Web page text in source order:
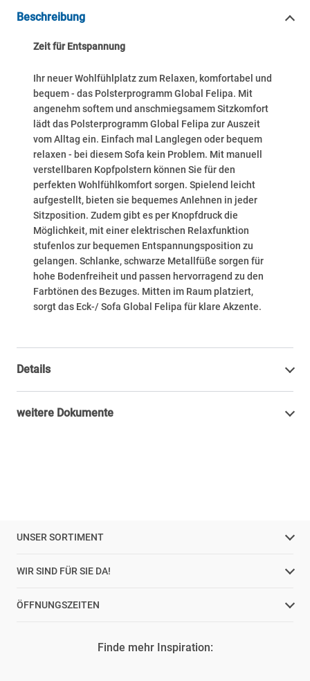
Beschreibung
Zeit für Entspannung
Ihr neuer Wohlfühlplatz zum Relaxen, komfortabel und
bequem - das Polsterprogramm Global Felipa. Mit
angenehm softem und anschmiegsamem Sitzkomfort
lädt das Polsterprogramm Global Felipa zur Auszeit
vom Alltag ein. Einfach mal Langlegen oder bequem
relaxen - bei diesem Sofa kein Problem. Mit manuell
verstellbaren Kopfpolstern können Sie für den
perfekten Wohlfühlkomfort sorgen. Spielend leicht
aufgestellt, bieten sie bequemes Anlehnen in jeder
Sitzposition. Zudem gibt es per Knopfdruck die
Möglichkeit, mit einer elektrischen Relaxfunktion
stufenlos zur bequemen Entspannungsposition zu
gelangen. Schlanke, schwarze Metallfüße sorgen für
hohe Bodenfreiheit und passen hervorragend zu den
Farbtönen des Bezuges. Mitten im Raum platziert,
sorgt das Eck-/ Sofa Global Felipa für klare Akzente.
Details
weitere Dokumente
UNSER SORTIMENT
WIR SIND FÜR SIE DA!
ÖFFNUNGSZEITEN
Finde mehr Inspiration: